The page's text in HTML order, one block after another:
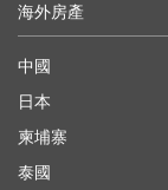
海外房產
中國
日本
柬埔寨
泰國